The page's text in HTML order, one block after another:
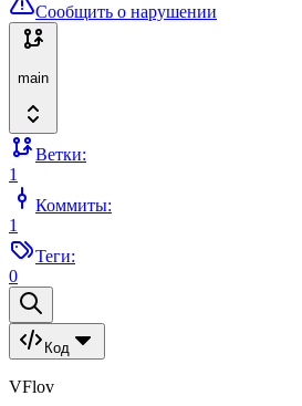
Сообщить о нарушении
main
Ветки:
1
Коммиты:
1
Теги:
0
Код
VFlov